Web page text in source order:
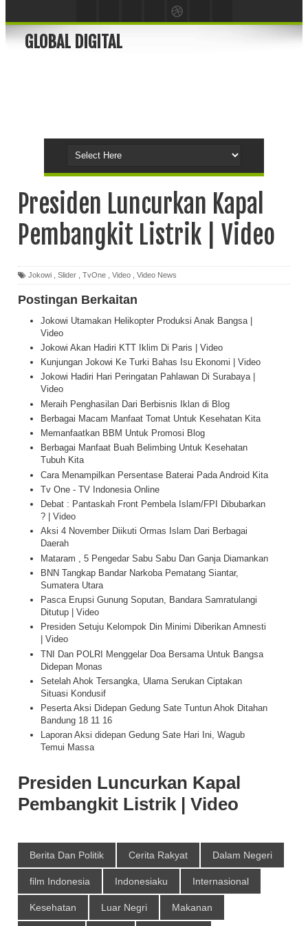
GLOBAL DIGITAL
Presiden Luncurkan Kapal
Pembangkit Listrik | Video
Jokowi Slider TvOne Video Video News
Postingan Berkaitan
Jokowi Utamakan Helikopter Produksi Anak Bangsa |
Video
Jokowi Akan Hadiri KTT Iklim Di Paris | Video
Kunjungan Jokowi Ke Turki Bahas Isu Ekonomi | Video
Jokowi Hadiri Hari Peringatan Pahlawan Di Surabaya |
Video
Meraih Penghasilan Dari Berbisnis Iklan di Blog
Berbagai Macam Manfaat Tomat Untuk Kesehatan Kita
Memanfaatkan BBM Untuk Promosi Blog
Berbagai Manfaat Buah Belimbing Untuk Kesehatan
Tubuh Kita
Cara Menampilkan Persentase Baterai Pada Android Kita
Tv One - TV Indonesia Online
Debat : Pantaskah Front Pembela Islam/FPI Dibubarkan
? | Video
Aksi 4 November Diikuti Ormas Islam Dari Berbagai
Daerah
Mataram , 5 Pengedar Sabu Sabu Dan Ganja Diamankan
BNN Tangkap Bandar Narkoba Pematang Siantar,
Sumatera Utara
Pasca Erupsi Gunung Soputan, Bandara Samratulangi
Ditutup | Video
Presiden Setuju Kelompok Din Minimi Diberikan Amnesti
| Video
TNI Dan POLRI Menggelar Doa Bersama Untuk Bangsa
Didepan Monas
Setelah Ahok Tersangka, Ulama Serukan Ciptakan
Situasi Kondusif
Peserta Aksi Didepan Gedung Sate Tuntun Ahok Ditahan
Bandung 18 11 16
Laporan Aksi didepan Gedung Sate Hari Ini, Wagub
Temui Massa
Presiden Luncurkan Kapal
Pembangkit Listrik | Video
Berita Dan Politik Cerita Rakyat Dalam Negeri
film Indonesia Indonesiaku Internasional
Kesehatan Luar Negri Makanan